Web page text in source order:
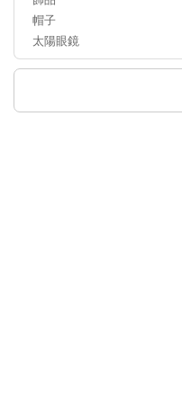
帽子
太陽眼鏡